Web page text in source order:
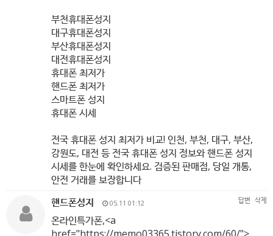
부천휴대폰성지
대구휴대폰성지
부산휴대폰성지
대전휴대폰성지
휴대폰 최저가
핸드폰 최저가
스마트폰 성지
휴대폰 시세
전국 휴대폰 성지 최저가 비교! 인천, 부천, 대구, 부산,
강원도, 대전 등 전국 휴대폰 성지 정보와 핸드폰 성지
시세를 한눈에 확인하세요. 검증된 판매점, 당일 개통,
안전 거래를 보장합니다
핸드폰성지
05.11 01:12 답변 삭제
온라인특가폰,<a